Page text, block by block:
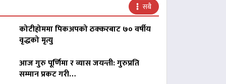
सबै
कोटीहोममा पिकअपको ठक्करबाट ७० वर्षीय
वृद्धको मृत्यु
आज गुरु पूर्णिमा र व्यास जयन्ती: गुरुप्रति
सम्मान प्रकट गरी…